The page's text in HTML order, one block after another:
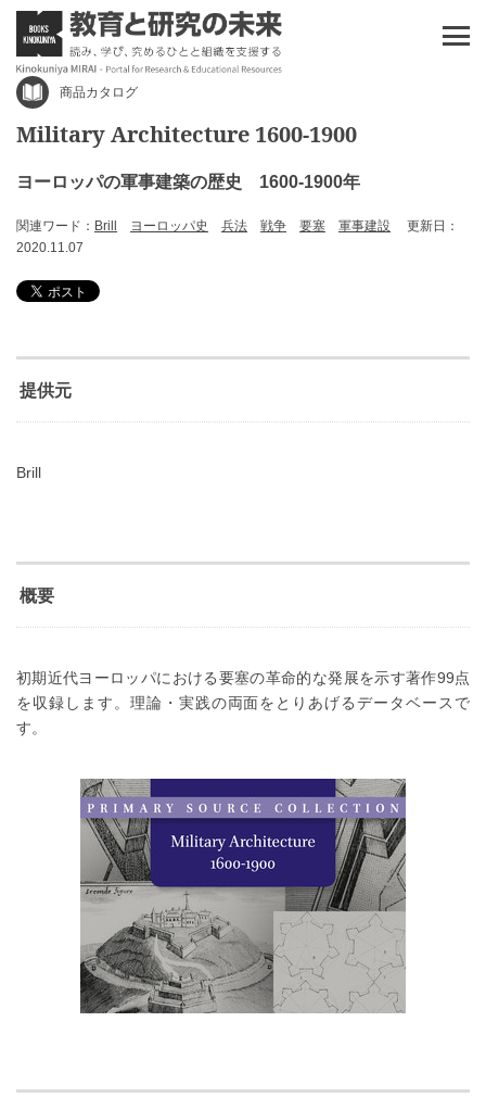
商品カタログ
Military Architecture 1600-1900
ヨーロッパの軍事建築の歴史 1600-1900年
関連ワード： Brill ヨーロッパ史 兵法 戦争 要塞 軍事建設
更新日：
2020.11.07
提供元
Brill
概要
初期近代ヨーロッパにおける要塞の革命的な発展を示す著作99点
を収録します。理論・実践の両面をとりあげるデータベースで
す。